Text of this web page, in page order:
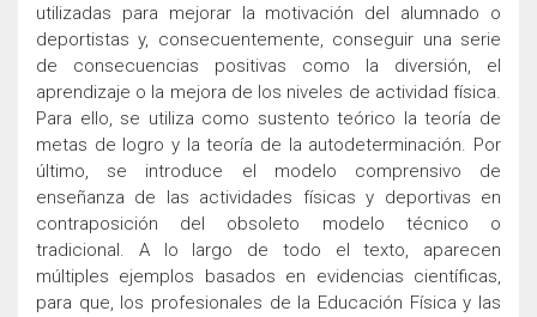
utilizadas para mejorar la motivación del alumnado o
deportistas y, consecuentemente, conseguir una serie
de consecuencias positivas como la diversión, el
aprendizaje o la mejora de los niveles de actividad física.
Para ello, se utiliza como sustento teórico la teoría de
metas de logro y la teoría de la autodeterminación. Por
último, se introduce el modelo comprensivo de
enseñanza de las actividades físicas y deportivas en
contraposición del obsoleto modelo técnico o
tradicional. A lo largo de todo el texto, aparecen
múltiples ejemplos basados en evidencias científicas,
para que, los profesionales de la Educación Física y las